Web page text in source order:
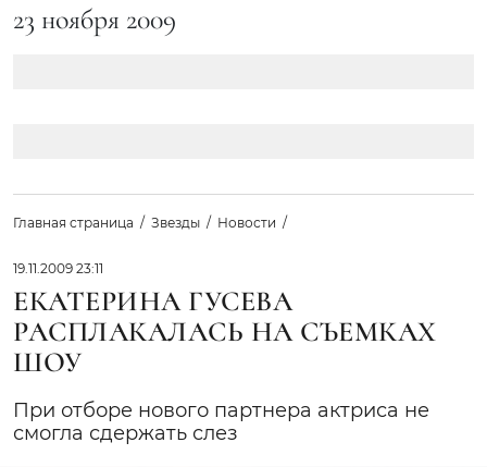
23 ноября 2009
Главная страница Звезды Новости
19.11.2009 23:11
ЕКАТЕРИНА ГУСЕВА
РАСПЛАКАЛАСЬ НА СЪЕМКАХ
ШОУ
При отборе нового партнера актриса не
смогла сдержать слез